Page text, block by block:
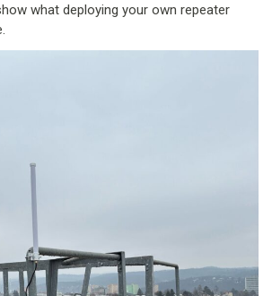
what deploying your own repeater